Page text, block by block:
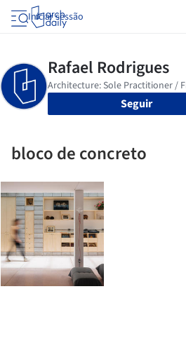
Iniciar sessão
Seguir
bloco de concreto